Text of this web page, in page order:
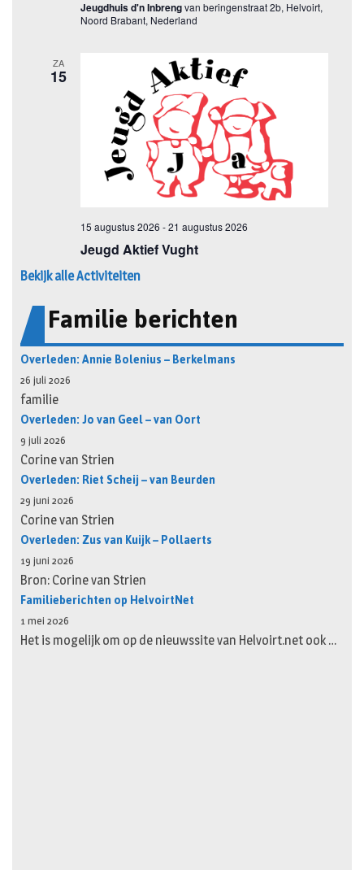
Bekijk alle Activiteiten
Familie berichten
Overleden: Annie Bolenius – Berkelmans
26 juli 2026
familie
Overleden: Jo van Geel – van Oort
9 juli 2026
Corine van Strien
Overleden: Riet Scheij – van Beurden
29 juni 2026
Corine van Strien
Overleden: Zus van Kuijk – Pollaerts
19 juni 2026
Bron: Corine van Strien
Familieberichten op HelvoirtNet
1 mei 2026
Het is mogelijk om op de nieuwssite van Helvoirt.net ook …